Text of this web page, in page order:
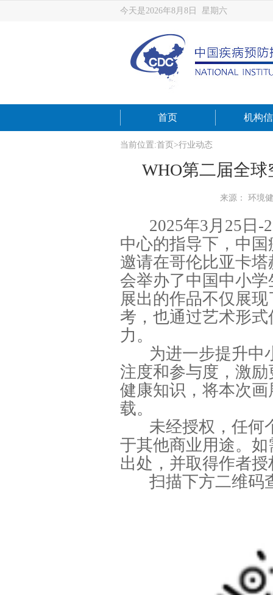
今天是2026年8月8日 星期六
首页 机构
当前位置:首页 >行业动态
WHO第二届全
来源： 环境
2025年3月25日-
中心的指导下，中
邀请在哥伦比亚卡
会举办了中国中小
展出的作品不仅展
考，也通过艺术形
力。
为进一步提升中
注度和参与度，激
健康知识，将本次
载。
未经授权，任何
于其他商业用途。
出处，并取得作者授
扫描下方二维码